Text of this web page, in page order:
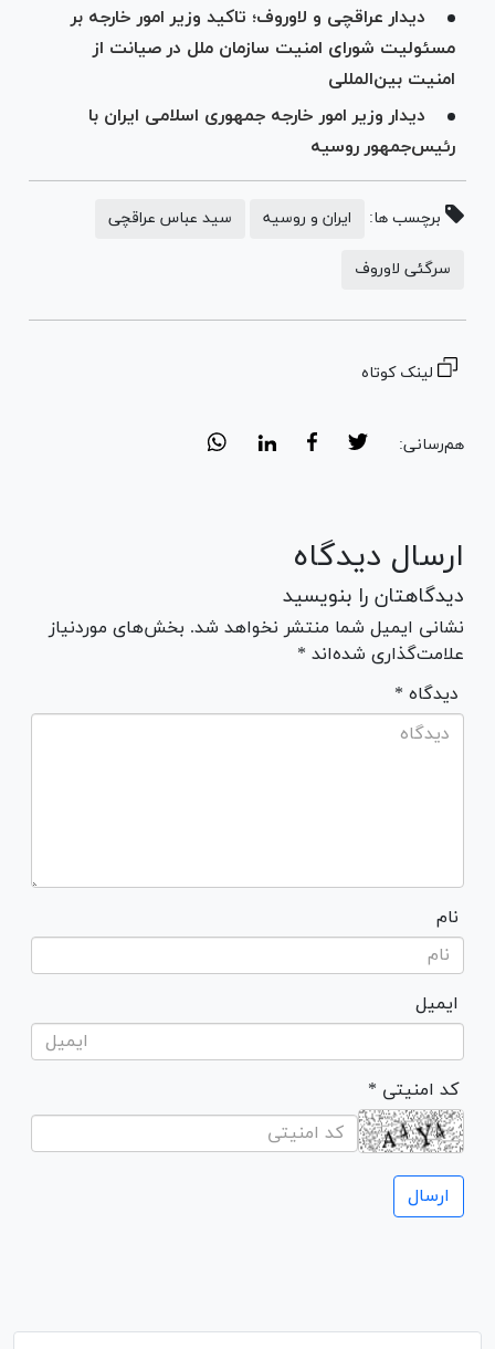
دیدار عراقچی و لاوروف؛ تاکید وزیر امور خارجه بر
مسئولیت شورای امنیت سازمان ملل در صیانت از
امنیت بین‌المللی
دیدار وزیر امور خارجه جمهوری اسلامی ایران با
رئیس‌جمهور روسیه
برچسب ها: ایران و روسیه سید عباس عراقچی
سرگئی لاوروف
لینک کوتاه
هم‌رسانی:
ارسال دیدگاه
دیدگاهتان را بنویسید
نشانی ایمیل شما منتشر نخواهد شد. بخش‌های موردنیاز
علامت‌گذاری شده‌اند *
* دیدگاه
نام
ایمیل
* کد امنیتی